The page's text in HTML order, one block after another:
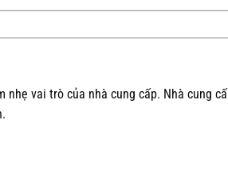
vai trò của nhà cung cấp. Nhà cung